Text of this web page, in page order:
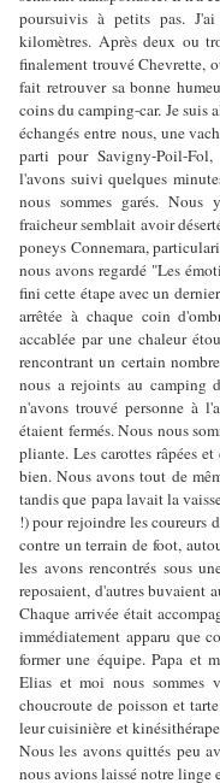
poursuivis à petits pas.
kilomètres. Après deux ou
finalement trouvé Chevrette,
fait retrouver sa bonne
coins du camping-car. Je suis
échangés entre nous, une
parti pour Savigny-Poil-
l'avons suivi quelques
nous sommes garés. Nous
fraicheur semblait avoir
poneys Connemara,
nous avons regardé "Les
fini cette étape avec un
arrêtée à chaque coin
accablée par une chaleur
rencontrant un certain
nous a rejoints au camping
n'avons trouvé personne à
étaient fermés. Nous nous
pliante. Les carottes râpées
bien. Nous avons tout de
tandis que papa lavait la
!) pour rejoindre les coureurs
contre un terrain de foot,
les avons rencontrés sous
reposaient, d'autres buvaient
Chaque arrivée était
immédiatement apparu que
former une équipe. Papa et
Elias et moi nous sommes
choucroute de poisson et
leur cuisinière et
Nous les avons quittés peu
nous avions laissé notre linge